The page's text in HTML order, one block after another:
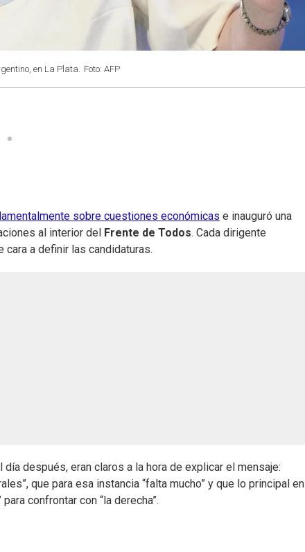
en La Plata. Foto: AFP
sobre cuestiones económicas e inauguró una
al interior del Frente de Todos. Cada dirigente
a definir las candidaturas.
día después, eran claros a la hora de explicar el mensaje:
que para esa instancia “falta mucho” y que lo principal en
confrontar con “la derecha”.